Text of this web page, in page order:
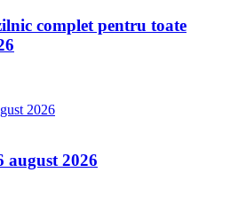
complet pentru toate
august 2026